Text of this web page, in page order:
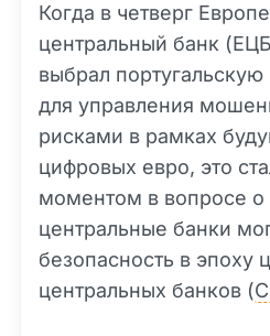
Когда в четверг
центральный банк
выбрал
для управления
рисками в рамках
цифровых евро, это
моментом в вопросе о
центральные банки
безопасность в эпоху
центральных банков (